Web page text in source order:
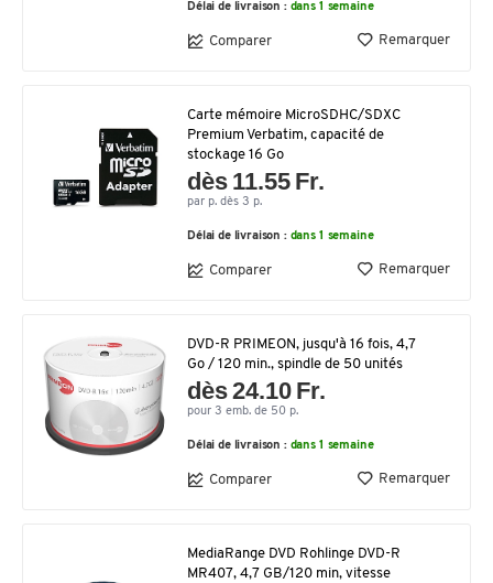
Délai de livraison : dans 1 semaine
Comparer Remarquer
Carte mémoire MicroSDHC/SDXC
Premium Verbatim, capacité de
stockage 16 Go
dès 11.55 Fr.
par p. dès 3 p.
Délai de livraison : dans 1 semaine
Comparer Remarquer
DVD-R PRIMEON, jusqu'à 16 fois, 4,7
Go / 120 min., spindle de 50 unités
dès 24.10 Fr.
pour 3 emb. de 50 p.
Délai de livraison : dans 1 semaine
Comparer Remarquer
MediaRange DVD Rohlinge DVD-R
MR407, 4,7 GB/120 min, vitesse